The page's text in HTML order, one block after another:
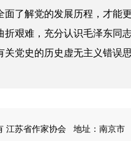
面了解党的发展历程，才能
折艰难，充分认识毛泽东同
关党史的历史虚无主义错误
江苏省作家协会
地址：南京市